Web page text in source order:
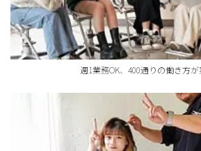
週1業務OK、400通りの働き方